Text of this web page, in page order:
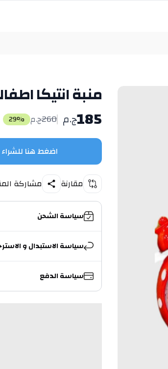
منبة انتيكا
185ج.م 260ج.م 29%
اضغط هنا للشراء
مقارنة مشاركة
سياسة الشحن
سياسة الاستبدال و
سياسة الدفع